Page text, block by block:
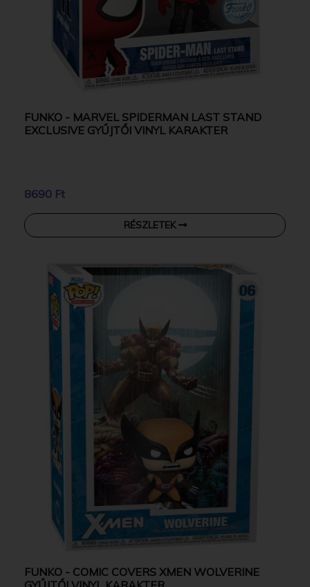
FUNKO - MARVEL SPIDERMAN LAST STAND
EXCLUSIVE GYŰJTŐI VINYL KARAKTER
8690 Ft
RÉSZLETEK
FUNKO - COMIC COVERS XMEN WOLVERINE